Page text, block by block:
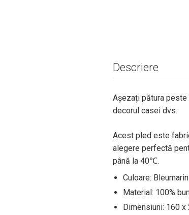
Descriere
Așezați pătura peste
decorul casei dvs.
Acest pled este
alegere perfectă
până la 40℃.
Culoare: Bleumarin
Material: 100%
Dimensiuni: 160 x